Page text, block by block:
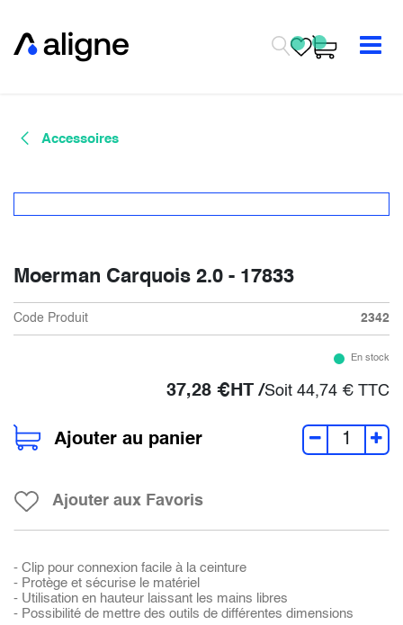
Accessoires
Moerman Carquois 2.0 - 17833
Code Produit 2342
En stock
37,28 €HT /Soit 44,74 € TTC
Ajouter au panier
Ajouter aux Favoris
- Clip pour connexion facile à la ceinture
- Protège et sécurise le matériel
- Utilisation en hauteur laissant les mains libres
- Possibilité de mettre des outils de différentes dimensions